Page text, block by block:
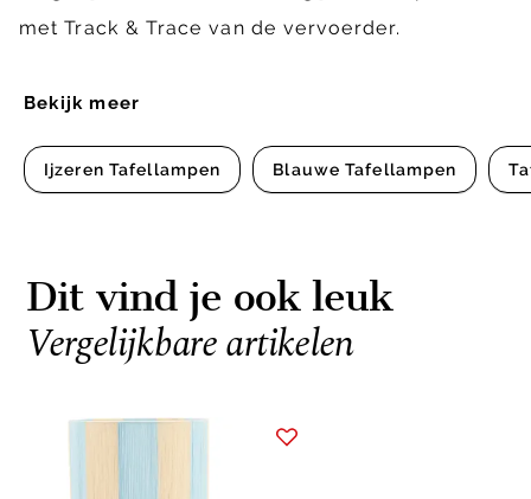
Bekijk meer
Ijzeren Tafellampen Blauwe Tafellampen
met Track & Trace van de vervoerder.
Dit vind je ook leuk
Vergelijkbare artikelen